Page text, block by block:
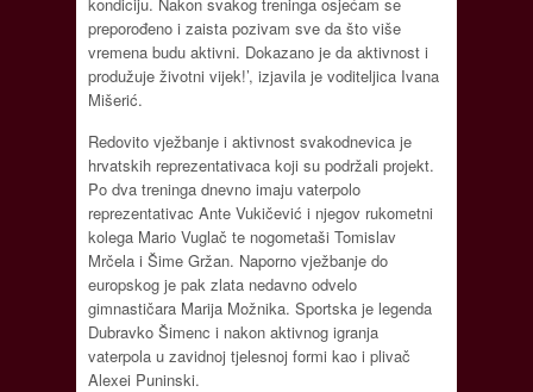
preporođeno i zaista pozivam sve da što više
vremena budu aktivni. Dokazano je da aktivnost i
produžuje životni vijek!’, izjavila je voditeljica Ivana
Mišerić.
Redovito vježbanje i aktivnost svakodnevica je
hrvatskih reprezentativaca koji su podržali projekt.
Po dva treninga dnevno imaju vaterpolo
reprezentativac Ante Vukičević i njegov rukometni
kolega Mario Vuglač te nogometaši Tomislav
Mrčela i Šime Gržan. Naporno vježbanje do
europskog je pak zlata nedavno odvelo
gimnastičara Marija Možnika. Sportska je legenda
Dubravko Šimenc i nakon aktivnog igranja
vaterpola u zavidnoj tjelesnoj formi kao i plivač
Alexei Puninski.